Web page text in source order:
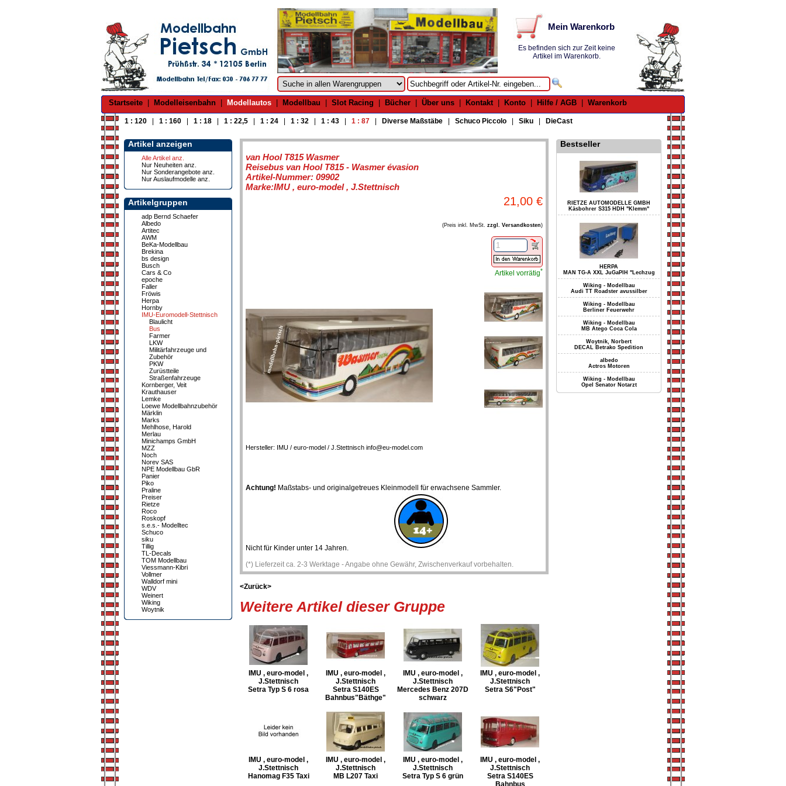
Mein Warenkorb
Es befinden sich zur Zeit keine
Artikel im Warenkorb.
Startseite Modelleisenbahn Modellautos Modellbau Slot Racing Bücher Über uns Kontakt| Konto Hilfe / AGB Warenkorb
1 : 120 1 : 160 1 : 18 1 : 22,5 1 : 24 1 : 32 1 : 43 1 : 87 Diverse Maßstäbe Schuco Piccolo Siku DieCast
Artikel anzeigen
Alle Artikel anz.
Nur Neuheiten anz.
Nur Sonderangebote anz.
Nur Auslaufmodelle anz.
Artikelgruppen
adp Bernd Schaefer
Albedo
Artitec
AWM
BeKa-Modellbau
Brekina
bs design
Busch
Cars & Co
epoche
Faller
Fröwis
Herpa
Hornby
IMU-Euromodell-Stettnisch
Blaulicht
Bus
Farmer
LKW
Militärfahrzeuge und
Zubehör
PKW
Zurüstteile
Straßenfahrzeuge
Kornberger, Veit
Krauthauser
Lemke
Loewe Modellbahnzubehör
Märklin
Marks
Mehlhose, Harold
Merlau
Minichamps GmbH
MZZ
Noch
Norev SAS
NPE Modellbau GbR
Panier
Piko
Praline
Preiser
Rietze
Roco
Roskopf
s.e.s.- Modelltec
Schuco
siku
Tillig
TL-Decals
TOM Modellbau
Viessmann-Kibri
Vollmer
Walldorf mini
WDV
Weinert
Wiking
Woytnik
van Hool T815 Wasmer
Reisebus van Hool T815 - Wasmer évasion
Artikel-Nummer: 09902
Marke:IMU , euro-model , J.Stettnisch
21,00 €
(Preis inkl. MwSt. zzgl. Versandkosten)
Artikel vorrätig*
Hersteller: IMU / euro-model / J.Stettnisch info@eu-model.com
Achtung! Maßstabs- und originalgetreues Kleinmodell für erwachsene Sammler.
Nicht für Kinder unter 14 Jahren.
(*) Lieferzeit ca. 2-3 Werktage - Angabe ohne Gewähr, Zwischenverkauf vorbehalten.
<Zurück>
Weitere Artikel dieser Gruppe
IMU , euro-model ,
J.Stettnisch
Setra Typ S 6 rosa
IMU , euro-model ,
J.Stettnisch
Setra S140ES
Bahnbus"Bäthge"
IMU , euro-model ,
J.Stettnisch
Mercedes Benz 207D
schwarz
IMU , euro-model ,
J.Stettnisch
Setra S6"Post"
IMU , euro-model ,
J.Stettnisch
Hanomag F35 Taxi
IMU , euro-model ,
J.Stettnisch
MB L207 Taxi
IMU , euro-model ,
J.Stettnisch
Setra Typ S 6 grün
IMU , euro-model ,
J.Stettnisch
Setra S140ES
Bahnbus
Bestseller
RIETZE AUTOMODELLE GMBH
Käsbohrer S315 HDH "Klemm"
HERPA
MAN TG-A XXL JuGaPlH "Lechzug
Wiking - Modellbau
Audi TT Roadster avussilber
Wiking - Modellbau
Berliner Feuerwehr
Wiking - Modellbau
MB Atego Coca Cola
Woytnik, Norbert
DECAL Betrako Spedition
albedo
Actros Motoren
Wiking - Modellbau
Opel Senator Notarzt